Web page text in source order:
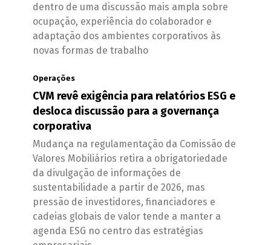
dentro de uma discussão mais ampla sobre
ocupação, experiência do colaborador e
adaptação dos ambientes corporativos às
novas formas de trabalho
Operações
CVM revê exigência para relatórios ESG e
desloca discussão para a governança
corporativa
Mudança na regulamentação da Comissão de
Valores Mobiliários retira a obrigatoriedade
da divulgação de informações de
sustentabilidade a partir de 2026, mas
pressão de investidores, financiadores e
cadeias globais de valor tende a manter a
agenda ESG no centro das estratégias